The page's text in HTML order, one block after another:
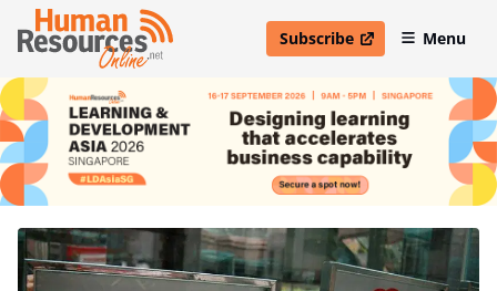
Subscribe
open in new windowMenu